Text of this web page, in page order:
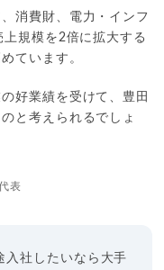
消費財、電力・インフ
規模を2倍に拡大する
ています。
好業績を受けて、豊田
と考えられるでしょ
表
入社したいなら大手